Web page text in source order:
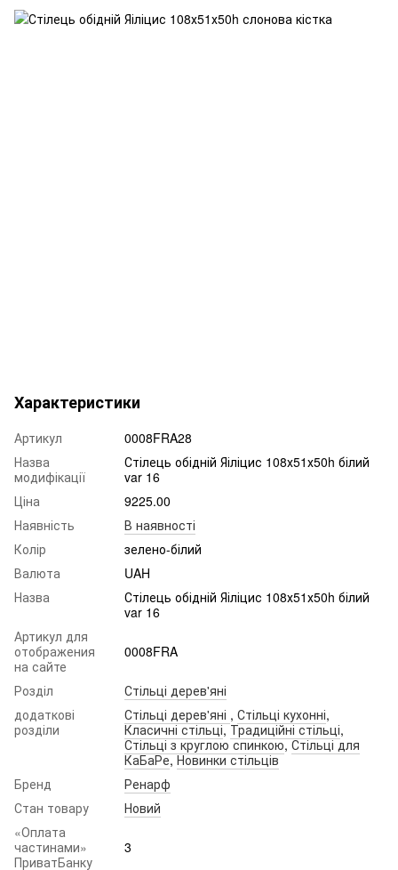
Характеристики
Артикул
0008FRA28
Назва
модифікації
Стілець обідній Яіліцис 108х51х50h білий
var 16
Ціна
9225.00
Наявність
В наявності
Колір
зелено-білий
Валюта
UAH
Назва
Стілець обідній Яіліцис 108х51х50h білий
var 16
Артикул для
отображения
на сайте
0008FRA
Розділ
Стільці дерев'яні
додаткові
розділи
Стільці дерев'яні , Стільці кухонні,
Класичні стільці,Традиційні стільці,
Стільці з круглою спинкою,Стільці для
КаБаРе,Новинки стільців
Бренд
Ренарф
Стан товару
Новий
«Оплата
частинами»
ПриватБанку
3